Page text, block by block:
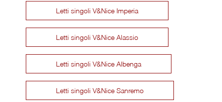
Letti singoli V&Nice Imperia
Letti singoli V&Nice Alassio
Letti singoli V&Nice Albenga
Letti singoli V&Nice Sanremo